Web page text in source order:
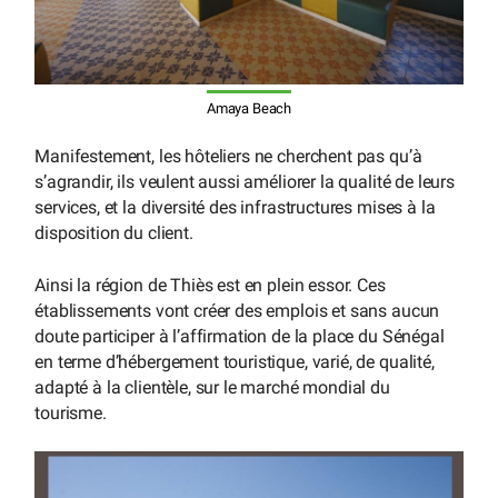
Amaya Beach
Manifestement, les hôteliers ne cherchent pas qu’à
s’agrandir, ils veulent aussi améliorer la qualité de leurs
services, et la diversité des infrastructures mises à la
disposition du client.
Ainsi la région de Thiès est en plein essor. Ces
établissements vont créer des emplois et sans aucun
doute participer à l’affirmation de la place du Sénégal
en terme d’hébergement touristique, varié, de qualité,
adapté à la clientèle, sur le marché mondial du
tourisme.